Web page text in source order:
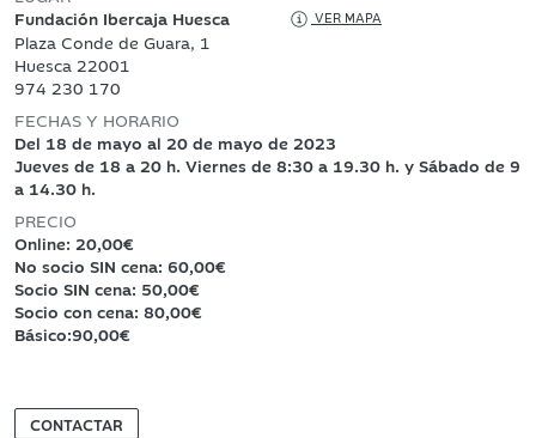
Fundación Ibercaja Huesca
VER MAPA
Plaza Conde de Guara, 1
Huesca 22001
974 230 170
FECHAS Y HORARIO
Del 18 de mayo al 20 de mayo de 2023
Jueves de 18 a 20 h. Viernes de 8:30 a 19.30 h. y Sábado de 9
a 14.30 h.
PRECIO
Online: 20,00€
No socio SIN cena: 60,00€
Socio SIN cena: 50,00€
Socio con cena: 80,00€
Básico:90,00€
CONTACTAR